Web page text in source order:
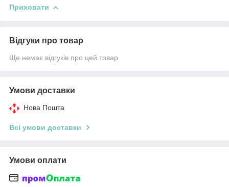
Приховати
Відгуки про товар
Ще немає відгуків про цей товар
Умови доставки
Нова Пошта
Всі умови доставки
Умови оплати